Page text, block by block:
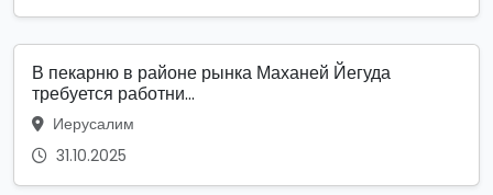
В пекарню в районе рынка Маханей Йегуда
требуется работни...
Иерусалим
31.10.2025